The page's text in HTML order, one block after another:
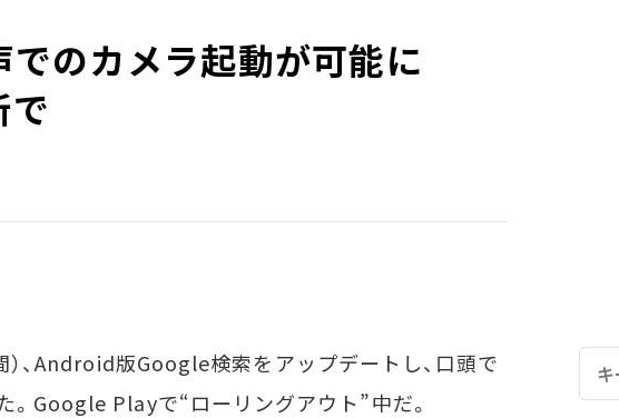
でのカメラ起動が可能に
、Android版Google検索をアップデートし、口頭で
。Google Playで“ローリングアウト”中だ。